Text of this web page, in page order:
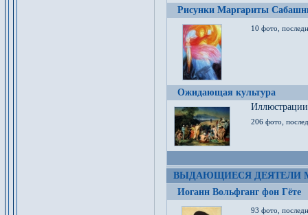
Рисунки Маргариты
10 фото,
Ожидающая культура
206 фото,
ВЫДАЮЩИЕСЯ ДЕЯТЕЛИ
Иоганн Вольфганг фон Гёте
93 фото,